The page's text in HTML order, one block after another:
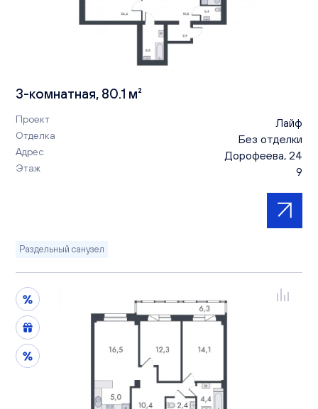
3-комнатная, 80.1 м²
Проект Лайф
Отделка Без отделки
Адрес Дорофеева, 24
Этаж 9
Раздельный санузел